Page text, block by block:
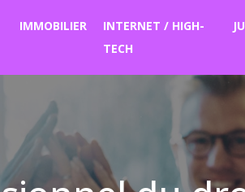
IMMOBILIER
INTERNET / HIGH-
TECH